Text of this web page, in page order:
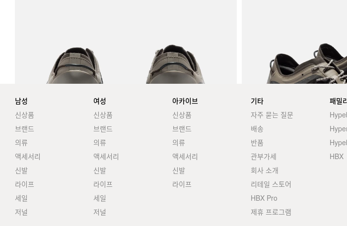
남성
신상품
브랜드
의류
액세서리
신발
라이프
세일
저널
여성
신상품
브랜드
의류
액세서리
신발
라이프
세일
저널
아카이브
신상품
브랜드
의류
액세서리
신발
라이프
기타
자주 묻는 질문
배송
반품
관부가세
회사 소개
리테일 스토어
HBX Pro
제휴 프로그램
패밀
HBX